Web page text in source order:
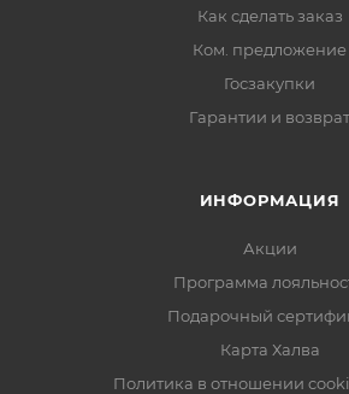
Как сделать заказ
Ком. предложение
Госзакупки
Гарантии и возврат
ИНФОРМАЦИЯ
Акции
Программа
Подарочный
Карта Халва
Политика в отношении